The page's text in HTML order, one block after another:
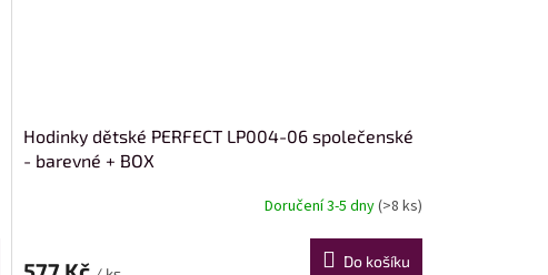
Hodinky dětské PERFECT LP004-06 společenské
- barevné + BOX
Doručení 3-5 dny(>8 ks)
Do košíku